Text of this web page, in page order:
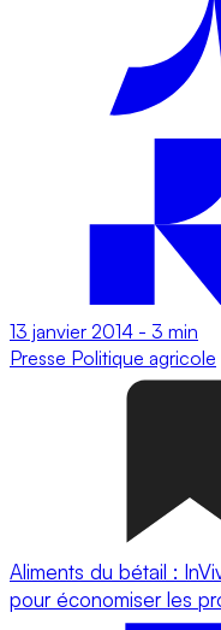
13 janvier 2014 - 3 min
Presse Politique agricole
Aliments du bétail :
pour économiser les